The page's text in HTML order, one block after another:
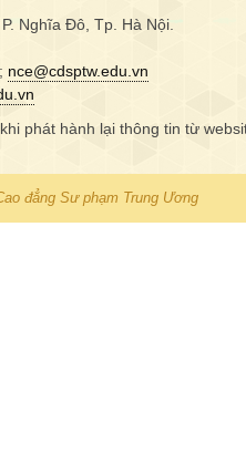
Nghĩa Đô, Tp. Hà Nội.
; nce@cdsptw.edu.vn
phát hành lại thông tin từ
đẳng Sư phạm Trung Ương